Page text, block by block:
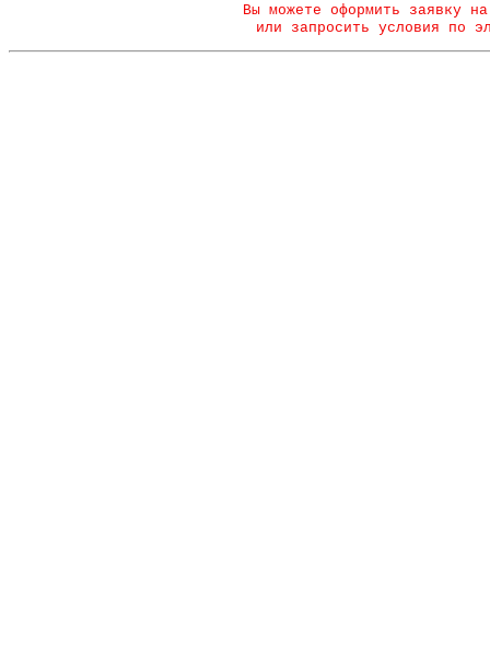
Вы можете оформить заявку
или запросить условия по